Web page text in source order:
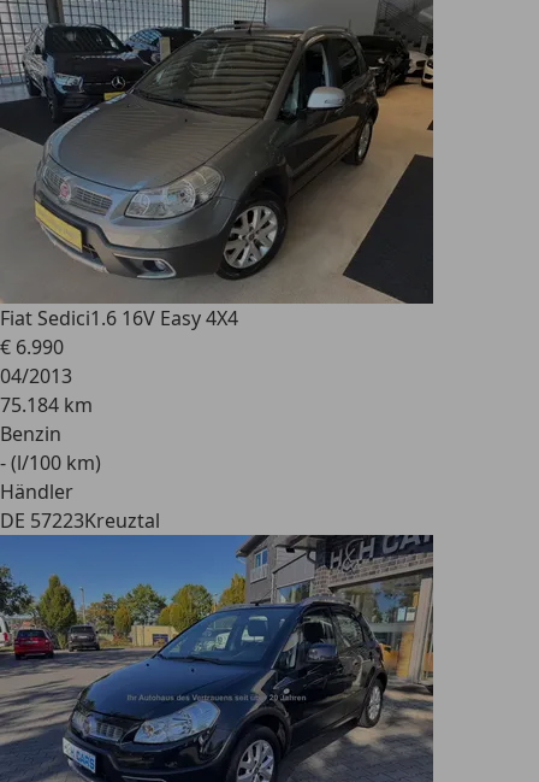
Fiat Sedici1.6 16V Easy 4X4
€ 6.990
04/2013
75.184 km
Benzin
- (l/100 km)
Händler
DE 57223Kreuztal